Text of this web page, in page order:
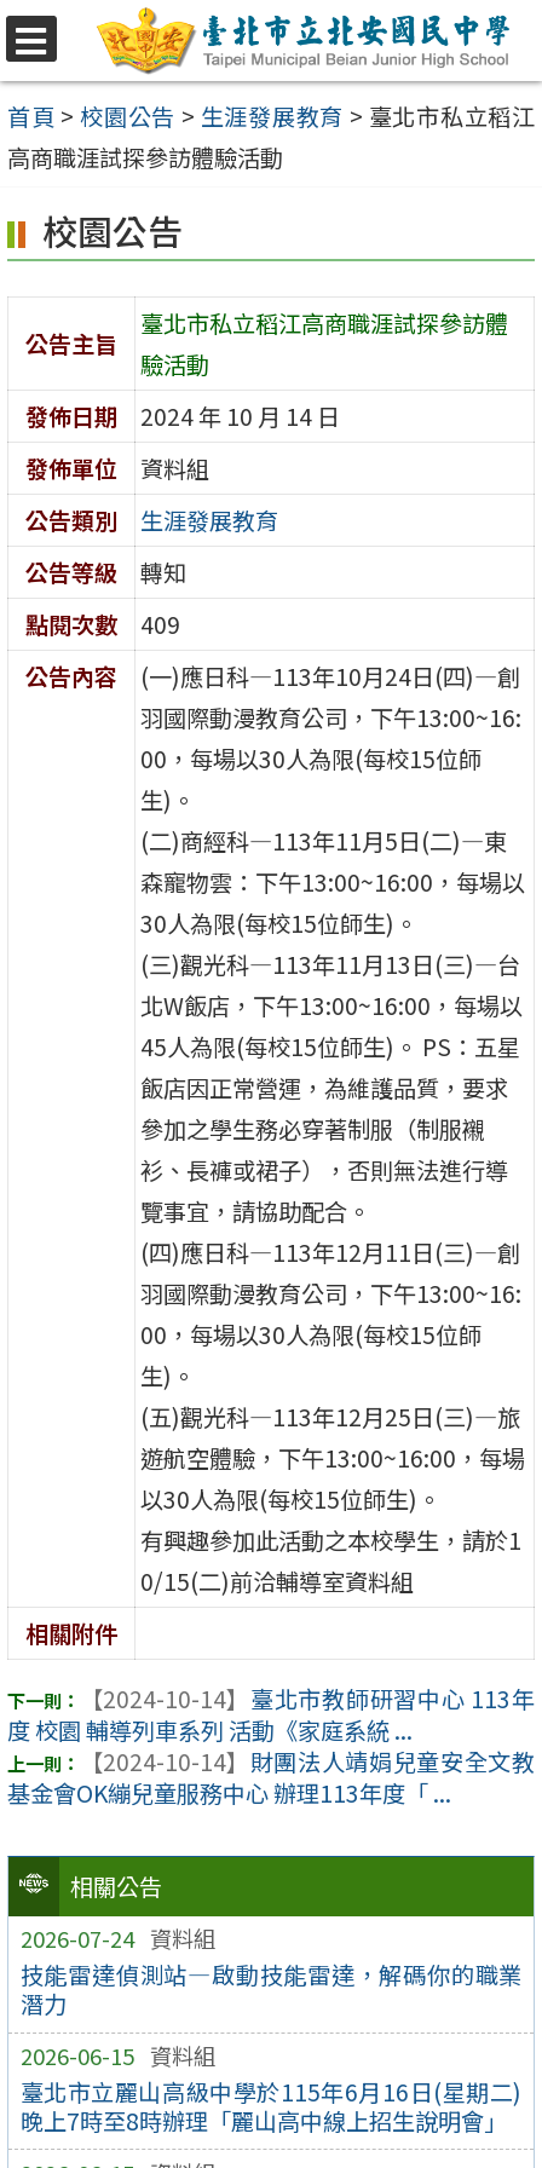
選
單
跳
至
主
要
容
區
首頁 > 校園公告 > 生涯發展教育 > 臺北市私立稻江
高商職涯試探參訪體驗活動
相關公告
2026-07-24 資料組
技能雷達偵測站—啟動技能雷達，解碼你的職業
潛力
2026-06-15 資料組
臺北市立麗山高級中學於115年6月16日(星期二)
晚上7時至8時辦理「麗山高中線上招生說明會」
校園公告
公告主旨
臺北市私立稻江高商職涯試探參訪體
驗活動
發佈日期
2024 年 10 月 14 日
發佈單位
資料組
公告類別
生涯發展教育
公告等級
轉知
點閱次數
409
公告內容
(一)應日科—113年10月24日(四)—創
羽國際動漫教育公司，下午13:00~16:
00，每場以30人為限(每校15位師
生)。
(二)商經科—113年11月5日(二)—東
森寵物雲：下午13:00~16:00，每場以
30人為限(每校15位師生)。
(三)觀光科—113年11月13日(三)—台
北W飯店，下午13:00~16:00，每場以
45人為限(每校15位師生)。 PS：五星
飯店因正常營運，為維護品質，要求
參加之學生務必穿著制服（制服襯
衫、長褲或裙子），否則無法進行導
覽事宜，請協助配合。
(四)應日科—113年12月11日(三)—創
羽國際動漫教育公司，下午13:00~16:
00，每場以30人為限(每校15位師
生)。
(五)觀光科—113年12月25日(三)—旅
遊航空體驗，下午13:00~16:00，每場
以30人為限(每校15位師生)。
有興趣參加此活動之本校學生，請於1
0/15(二)前洽輔導室資料組
相關附件
【2024-10-14】 臺北市教師研習中心 113年
度 校園 輔導列車系列 活動《家庭系統 ...
【2024-10-14】 財團法人靖娟兒童安全文教
基金會OK繃兒童服務中心 辦理113年度「 ...